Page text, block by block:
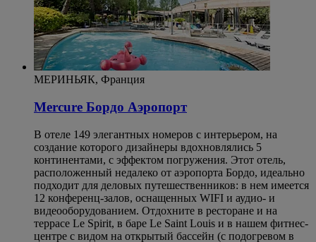
МЕРИНЬЯК, Франция
Mercure Бордо Аэропорт
В отеле 149 элегантных номеров с интерьером, на
создание которого дизайнеры вдохновлялись 5
континентами, с эффектом погружения. Этот отель,
расположенный недалеко от аэропорта Бордо, идеально
подходит для деловых путешественников: в нем имеется
12 конференц-залов, оснащенных WIFI и аудио- и
видеооборудованием. Отдохните в ресторане и на
террасе Le Spirit, в баре Le Saint Louis и в нашем фитнес-
центре с видом на открытый бассейн (с подогревом в